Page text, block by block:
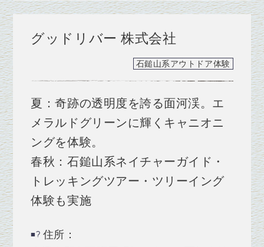
グッドリバー 株式会社
石鎚山系アウトドア体験
夏：奇跡の透明度を誇る面河渓。エ
メラルドグリーンに輝くキャニオニ
ングを体験。
春秋：石鎚山系ネイチャーガイド・
トレッキングツアー・ツリーイング
体験も実施
住所：